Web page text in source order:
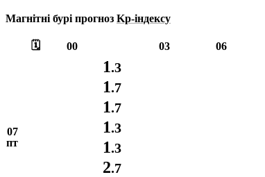
Магнітні бурі прогноз Kp-індексу
🗓️ 00 03 06
07
пт
1.3
1.7
1.7
1.3
1.3
2.7